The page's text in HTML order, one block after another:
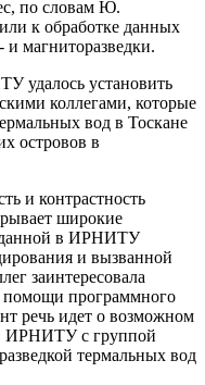
по словам Ю.
к обработке данных
магниторазведки.
удалось установить
коллегами, которые
вод в Тоскане
островов в
и контрастность
широкие
в ИРНИТУ
и вызванной
заинтересовала
помощи программного
речь идет о возможном
ИРНИТУ с группой
термальных вод